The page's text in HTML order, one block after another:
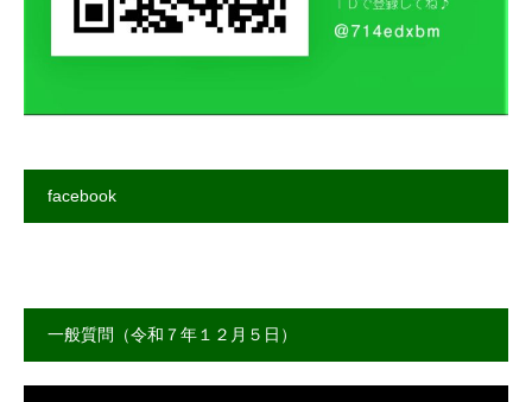
facebook
一般質問（令和７年１２月５日）
動